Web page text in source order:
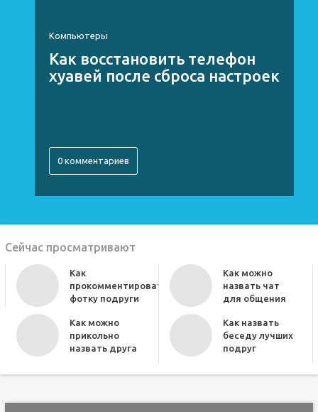
Компьютеры
Как восстановить телефон
хуавей после сброса настроек
0 комментариев
Сейчас просматривают
Как
прокомментировать
фотку подруги
Как можно
назвать чат
для общения
Как можно
прикольно
назвать друга
Как назвать
беседу лучших
подруг